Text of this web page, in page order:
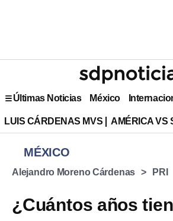
Últimas Noticias México
LUIS CÁRDENAS MVS AMÉRICA VS
MÉXICO
Alejandro Moreno Cárdenas PRI
¿Cuántos años